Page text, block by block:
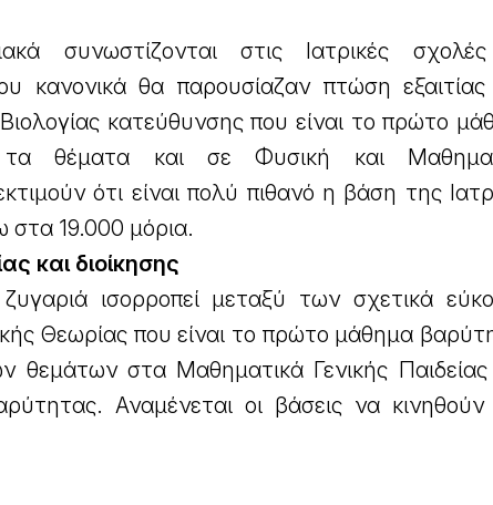
συνωστίζονται στις Ιατρικές
κανονικά θα παρουσίαζαν πτώση
κατεύθυνσης που είναι το πρώτο
τα θέματα και σε Φυσική και
ότι είναι πολύ πιθανό η βάση της
στα 19.000 μόρια.
και διοίκησης
ισορροπεί μεταξύ των σχετικά
Θεωρίας που είναι το πρώτο μάθημα
θεμάτων στα Μαθηματικά Γενικής
Αναμένεται οι βάσεις να